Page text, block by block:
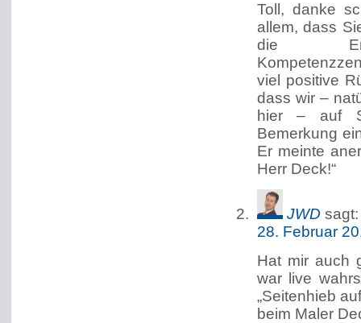
Toll, danke
allem, dass
die
viel positive
dass wir –
hier – auf
Bemerkung
Er meinte
Herr Deck!“
JWD sagt:
28. Februar
Hat mir auch
war live
„Seitenhieb
beim Maler